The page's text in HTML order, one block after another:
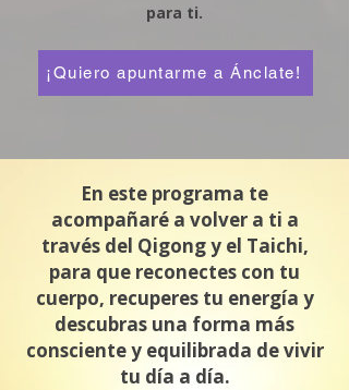
para ti.
¡Quiero apuntarme a Ánclate!
En este programa te
acompañaré a volver a ti a
través del Qigong y el Taichi,
para que reconectes con tu
cuerpo, recuperes tu energía y
descubras una forma más
consciente y equilibrada de vivir
tu día a día.